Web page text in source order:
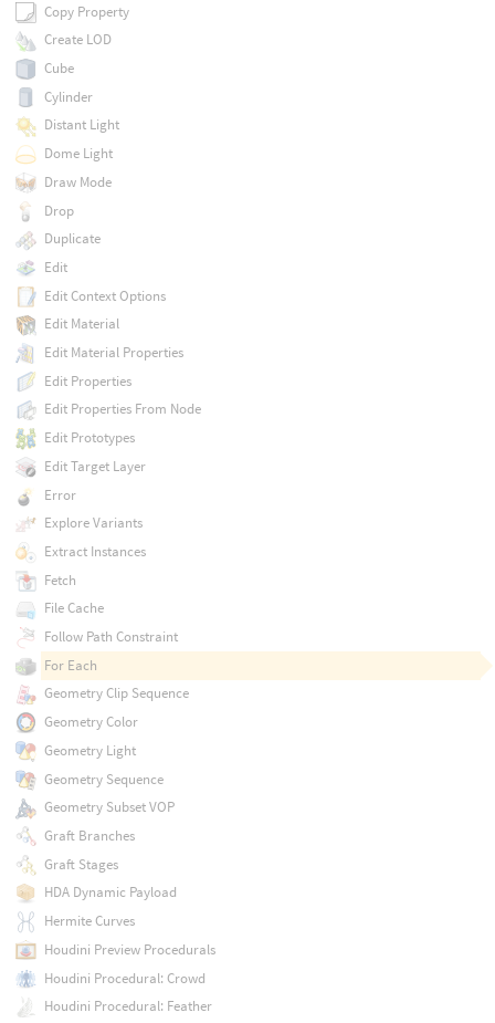
Copy Property
Create LOD
Cube
Cylinder
Distant Light
Dome Light
Draw Mode
Drop
Duplicate
Edit
Edit Context Options
Edit Material
Edit Material Properties
Edit Properties
Edit Properties From Node
Edit Prototypes
Edit Target Layer
Error
Explore Variants
Extract Instances
Fetch
File Cache
Follow Path Constraint
For Each
Geometry Clip Sequence
Geometry Color
Geometry Light
Geometry Sequence
Geometry Subset VOP
Graft Branches
Graft Stages
HDA Dynamic Payload
Hermite Curves
Houdini Preview Procedurals
Houdini Procedural: Crowd
Houdini Procedural: Feather